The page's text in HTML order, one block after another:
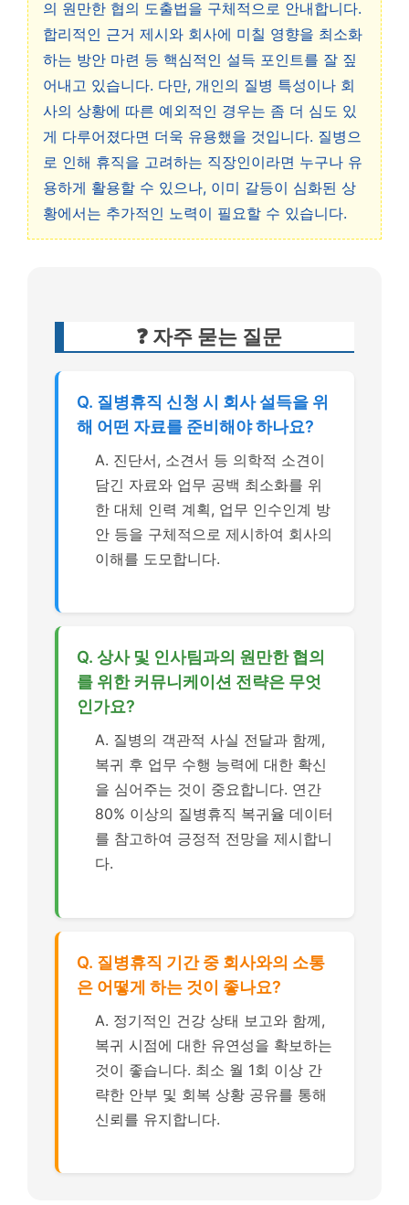
의 원만한 협의 도출법을 구체적으로 안내합니다.
합리적인 근거 제시와 회사에 미칠 영향을 최소화
하는 방안 마련 등 핵심적인 설득 포인트를 잘 짚
어내고 있습니다. 다만, 개인의 질병 특성이나 회
사의 상황에 따른 예외적인 경우는 좀 더 심도 있
게 다루어졌다면 더욱 유용했을 것입니다. 질병으
로 인해 휴직을 고려하는 직장인이라면 누구나 유
용하게 활용할 수 있으나, 이미 갈등이 심화된 상
황에서는 추가적인 노력이 필요할 수 있습니다.
❓ 자주 묻는 질문
Q. 질병휴직 신청 시 회사 설득을 위
해 어떤 자료를 준비해야 하나요?
A. 진단서, 소견서 등 의학적 소견이
담긴 자료와 업무 공백 최소화를 위
한 대체 인력 계획, 업무 인수인계 방
안 등을 구체적으로 제시하여 회사의
이해를 도모합니다.
Q. 상사 및 인사팀과의 원만한 협의
를 위한 커뮤니케이션 전략은 무엇
인가요?
A. 질병의 객관적 사실 전달과 함께,
복귀 후 업무 수행 능력에 대한 확신
을 심어주는 것이 중요합니다. 연간
80% 이상의 질병휴직 복귀율 데이터
를 참고하여 긍정적 전망을 제시합니
다.
Q. 질병휴직 기간 중 회사와의 소통
은 어떻게 하는 것이 좋나요?
A. 정기적인 건강 상태 보고와 함께,
복귀 시점에 대한 유연성을 확보하는
것이 좋습니다. 최소 월 1회 이상 간
략한 안부 및 회복 상황 공유를 통해
신뢰를 유지합니다.